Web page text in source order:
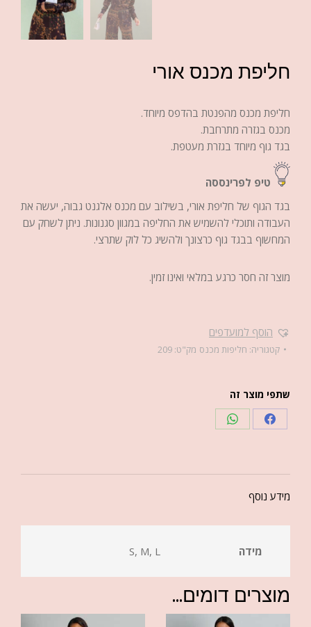
חליפת מכנס אורי
חליפת מכנס מהפנטת בהדפס מיוחד.
מכנס בגזרה מתרחבת.
בגד גוף מיוחד בגזרת מעטפת.
טיפ לפרינססה
בגד הגוף של חליפת אורי, בשילוב עם מכנס אלגנט גבוה, יעשה את
העבודה ותוכלי להשמיש את החליפה במגוון סגנונות. ניתן לשחק עם
המחשוף בבגד גוף כרצונך ולהשיג כל לוק שתרצי.
מוצר זה חסר כרגע במלאי ואינו זמין.
הוסף למועדפים
קטגוריה: חליפות מכנס מק"ט: 209
שתפי מוצר זה
מידע נוסף
מידה S, M, L
מוצרים דומים...